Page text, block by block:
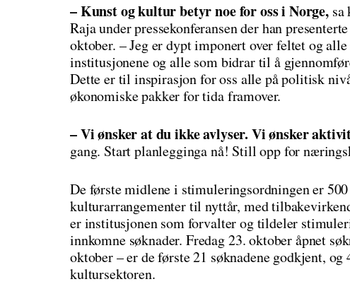
– Kunst og kultur betyr noe for oss i Norge,sa
Raja under pressekonferansen der han
oktober. – Jeg er dypt imponert over feltet og
institusjonene og alle som bidrar til å
Dette er til inspirasjon for oss alle på politisk
økonomiske pakker for tida framover.
– Vi ønsker at du ikke avlyser. Vi ønsker
gang. Start planlegginga nå! Still opp for
De første midlene i stimuleringsordningen er
kulturarrangementer til nyttår, med
er institusjonen som forvalter og tildeler
innkomne søknader. Fredag 23. oktober åpnet
oktober – er de første 21 søknadene godkjent,
kultursektoren.